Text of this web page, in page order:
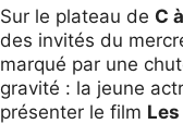
Sur le plateau de C
des invités du
marqué par une
gravité : la jeune
présenter le film